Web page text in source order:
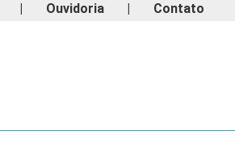
| Ouvidoria | Contato